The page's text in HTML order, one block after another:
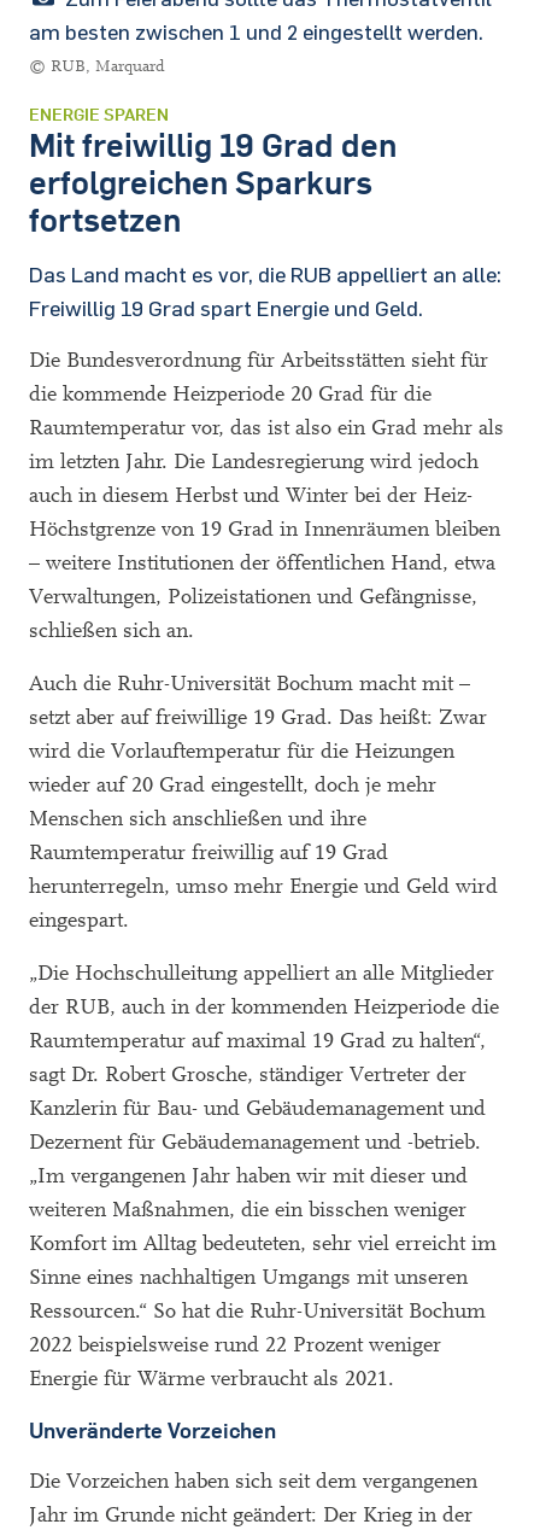
am besten zwischen 1 und 2 eingestellt werden.
© RUB, Marquard
ENERGIE SPAREN
Mit freiwillig 19 Grad den
erfolgreichen Sparkurs
fortsetzen
Das Land macht es vor, die RUB appelliert an alle:
Freiwillig 19 Grad spart Energie und Geld.
Die Bundesverordnung für Arbeitsstätten sieht für
die kommende Heizperiode 20 Grad für die
Raumtemperatur vor, das ist also ein Grad mehr als
im letzten Jahr. Die Landesregierung wird jedoch
auch in diesem Herbst und Winter bei der Heiz-
Höchstgrenze von 19 Grad in Innenräumen bleiben
– weitere Institutionen der öffentlichen Hand, etwa
Verwaltungen, Polizeistationen und Gefängnisse,
schließen sich an.
Auch die Ruhr-Universität Bochum macht mit –
setzt aber auf freiwillige 19 Grad. Das heißt: Zwar
wird die Vorlauftemperatur für die Heizungen
wieder auf 20 Grad eingestellt, doch je mehr
Menschen sich anschließen und ihre
Raumtemperatur freiwillig auf 19 Grad
herunterregeln, umso mehr Energie und Geld wird
eingespart.
„Die Hochschulleitung appelliert an alle Mitglieder
der RUB, auch in der kommenden Heizperiode die
Raumtemperatur auf maximal 19 Grad zu halten“,
sagt Dr. Robert Grosche, ständiger Vertreter der
Kanzlerin für Bau- und Gebäudemanagement und
Dezernent für Gebäudemanagement und -betrieb.
„Im vergangenen Jahr haben wir mit dieser und
weiteren Maßnahmen, die ein bisschen weniger
Komfort im Alltag bedeuteten, sehr viel erreicht im
Sinne eines nachhaltigen Umgangs mit unseren
Ressourcen.“ So hat die Ruhr-Universität Bochum
2022 beispielsweise rund 22 Prozent weniger
Energie für Wärme verbraucht als 2021.
Unveränderte Vorzeichen
Die Vorzeichen haben sich seit dem vergangenen
Jahr im Grunde nicht geändert: Der Krieg in der